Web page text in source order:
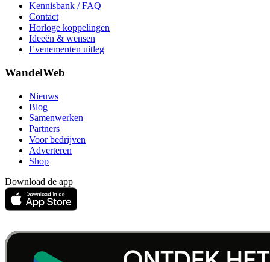
Kennisbank / FAQ
Contact
Horloge koppelingen
Ideeën & wensen
Evenementen uitleg
WandelWeb
Nieuws
Blog
Samenwerken
Partners
Voor bedrijven
Adverteren
Shop
Download de app